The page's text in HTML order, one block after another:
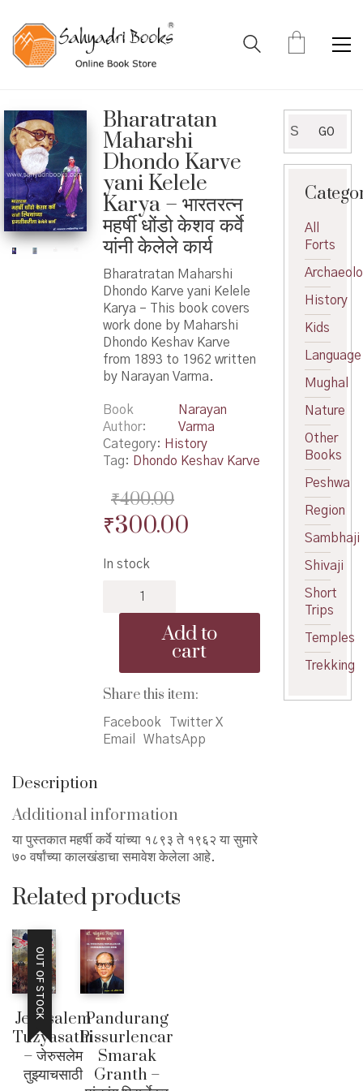
Bharatratan
Maharshi
Dhondo Karve
yani Kelele
Karya – भारतरत्न
महर्षी धोंडो केशव कर्वे
यांनी केलेले कार्य
Bharatratan Maharshi
Dhondo Karve yani Kelele
Karya – This book covers
work done by Maharshi
Dhondo Keshav Karve
from 1893 to 1962 written
by Narayan Varma.
Book
Author
Narayan
Varma
Category: History
Tag: Dhondo Keshav Karve
₹400.00
Original
was:
₹400.00.
₹300.00Current
In stock
Maharshi
Kelele
Karya
भारतरत्न
महर्षी
यांनी
कार्य
quantity
Add to
cart
Share this item:
Facebook
Twitter X
Email
WhatsApp
Description
Additional information
या पुस्तकात महर्षी कर्वे यांच्या १८९३ ते १९६२ या सुमारे
७० वर्षांच्या कालखंडाचा समावेश केलेला आहे.
Related products
OUT OF STOCK
Jerusalem
Tuzyasathi
– जेरुसलेम
तुझ्याचसाठी
Pandurang
Pissurlencar
Smarak
Granth –
for:
GO
All
Forts
History
Kids
Language
Mughal
Nature
Other
Books
Peshwa
Region
Sambhaji
Shivaji
Short
Trips
Temples
Trekking